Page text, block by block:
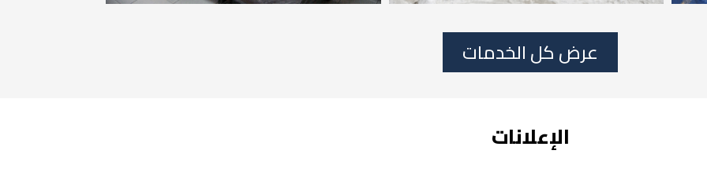
عرض كل الخدمات
الإعلانات